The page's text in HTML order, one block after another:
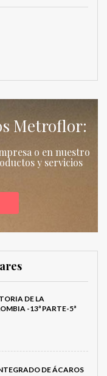
Metroflor:
o en nuestro
y servicios
DE LA
-13ª PARTE-5ª
DE ÁCAROS